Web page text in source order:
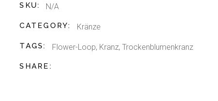
SKU: N/A
CATEGORY: Kränze
TAGS: Flower-Loop, Kranz, Trockenblumenkranz
SHARE: